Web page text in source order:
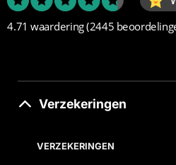
4.71 waardering(2445
Verzekeringen
VERZEKERINGEN